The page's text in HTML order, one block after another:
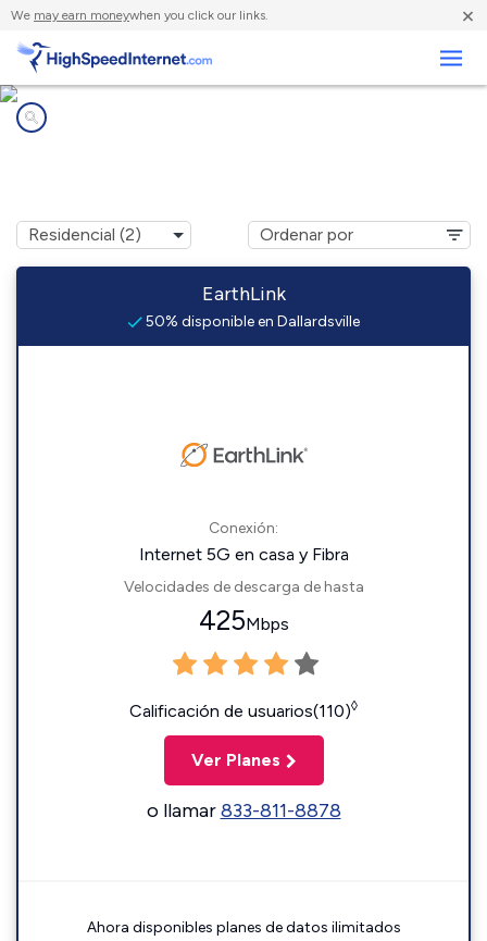
We may earn moneywhen you click our links. ×
EarthLink
50% disponible en Dallardsville
Conexión:
Internet 5G en casa y Fibra
Velocidades de descarga de hasta
425Mbps
Calificación de usuarios(110)◊
Ver Planes
o llamar833-811-8878
Ahora disponibles planes de datos ilimitados